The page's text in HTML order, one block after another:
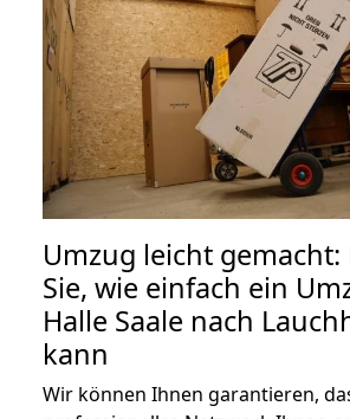
Umzug leicht gemacht:
Sie, wie einfach ein
Halle Saale nach
kann
Wir können Ihnen garantieren,